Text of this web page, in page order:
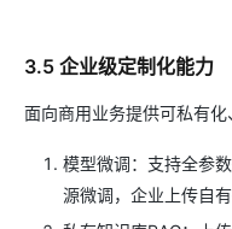
3.5 企业级定制化能力
面向商用业务提供可私有化
模型微调：支持全参
源微调，企业上传自